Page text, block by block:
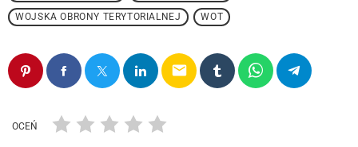
WOJSKA OBRONY TERYTORIALNEJ WOT
email
OCEŃ